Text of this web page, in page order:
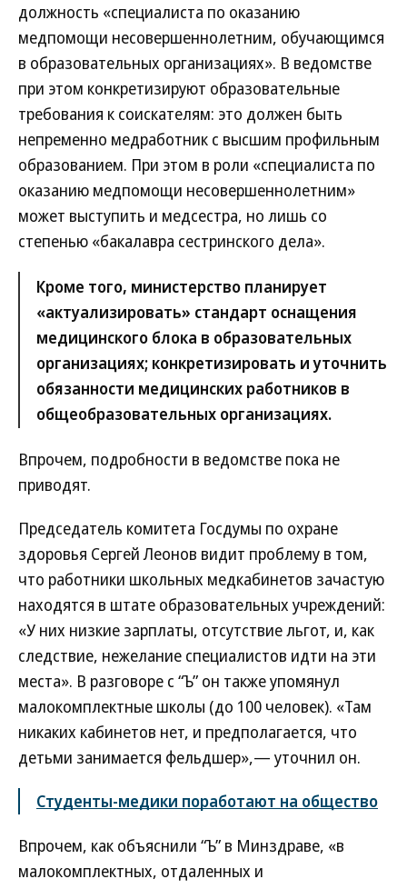
должность «специалиста по оказанию
медпомощи несовершеннолетним, обучающимся
в образовательных организациях». В ведомстве
при этом конкретизируют образовательные
требования к соискателям: это должен быть
непременно медработник с высшим профильным
образованием. При этом в роли «специалиста по
оказанию медпомощи несовершеннолетним»
может выступить и медсестра, но лишь со
степенью «бакалавра сестринского дела».
Кроме того, министерство планирует
«актуализировать» стандарт оснащения
медицинского блока в образовательных
организациях; конкретизировать и уточнить
обязанности медицинских работников в
общеобразовательных организациях.
Впрочем, подробности в ведомстве пока не
приводят.
Председатель комитета Госдумы по охране
здоровья Сергей Леонов видит проблему в том,
что работники школьных медкабинетов зачастую
находятся в штате образовательных учреждений:
«У них низкие зарплаты, отсутствие льгот, и, как
следствие, нежелание специалистов идти на эти
места». В разговоре с “Ъ” он также упомянул
малокомплектные школы (до 100 человек). «Там
никаких кабинетов нет, и предполагается, что
детьми занимается фельдшер»,— уточнил он.
Студенты-медики поработают на общество
Впрочем, как объяснили “Ъ” в Минздраве, «в
малокомплектных, отдаленных и